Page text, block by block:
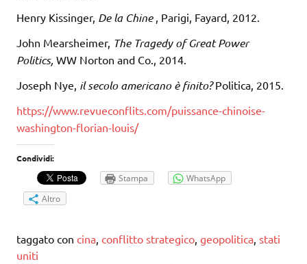
Henry Kissinger, De la Chine, Parigi, Fayard, 2012.
John Mearsheimer, The Tragedy of Great Power
Politics, WW Norton and Co., 2014.
Joseph Nye, il secolo americano è finito?Politica, 2015.
https://www.revueconflits.com/puissance-chinoise-
washington-florian-louis/
Condividi:
Stampa
WhatsApp
Altro
taggato con cina, conflitto strategico, geopolitica, stati
uniti